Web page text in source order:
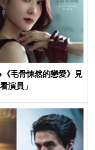
毛骨悚然的戀愛》見
演員」